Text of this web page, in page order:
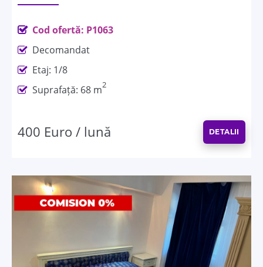
Cod ofertă: P1063
Decomandat
Etaj: 1/8
Suprafață: 68 m2
400 Euro / lună DETALII